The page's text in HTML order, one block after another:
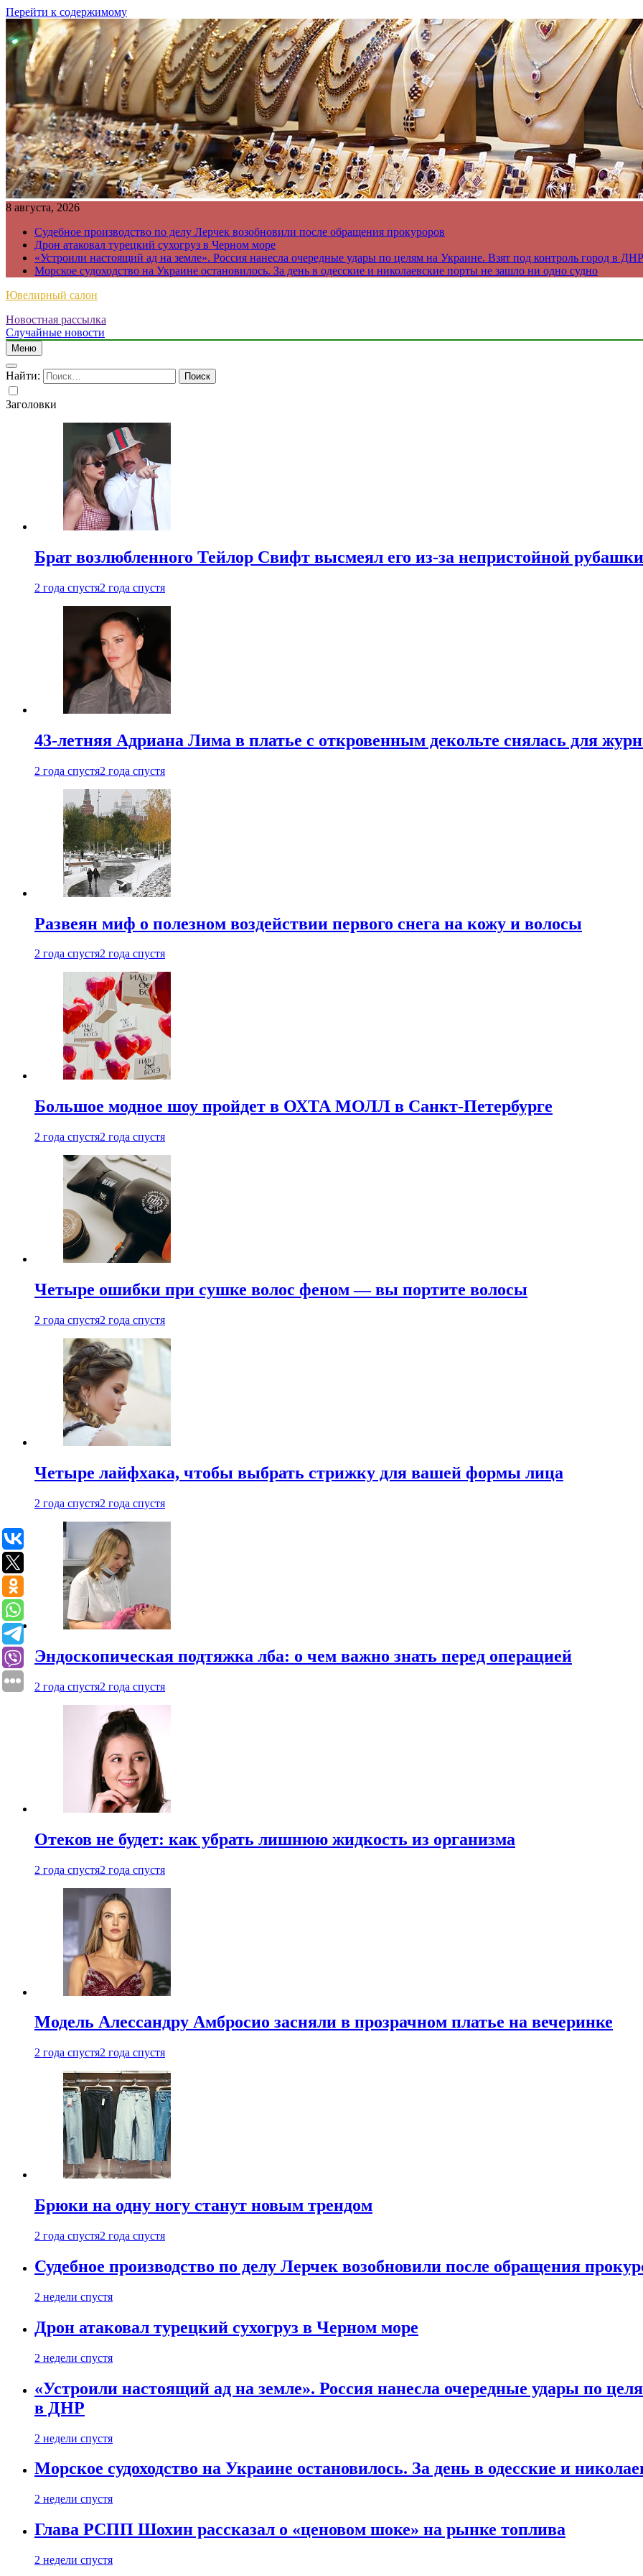
Перейти к содержимому
8 августа, 2026
Судебное производство по делу Лерчек возобновили после обращения прокуроров
Дрон атаковал турецкий сухогруз в Черном море
«Устроили настоящий ад на земле». Россия нанесла очередные удары по целям на Украине. Взят под контроль город в ДНР
Морское судоходство на Украине остановилось. За день в одесские и николаевские порты не зашло ни одно судно
Ювелирный салон
Новостная рассылка
Случайные новости
Меню
Найти:
Заголовки
Брат возлюбленного Тейлор Свифт высмеял его из-за непристойной
2 года спустя2 года спустя
43-летняя Адриана Лима в платье с откровенным декольте снялась для
2 года спустя2 года спустя
Развеян миф о полезном воздействии первого снега на кожу и волосы
2 года спустя2 года спустя
Большое модное шоу пройдет в ОХТА МОЛЛ в Санкт-Петербурге
2 года спустя2 года спустя
Четыре ошибки при сушке волос феном — вы портите волосы
2 года спустя2 года спустя
Четыре лайфхака, чтобы выбрать стрижку для вашей формы лица
2 года спустя2 года спустя
Эндоскопическая подтяжка лба: о чем важно знать перед операцией
2 года спустя2 года спустя
Отеков не будет: как убрать лишнюю жидкость из организма
2 года спустя2 года спустя
Модель Алессандру Амбросио засняли в прозрачном платье на вечеринке
2 года спустя2 года спустя
Брюки на одну ногу станут новым трендом
2 года спустя2 года спустя
Судебное производство по делу Лерчек возобновили после обращения
2 недели спустя
Дрон атаковал турецкий сухогруз в Черном море
2 недели спустя
«Устроили настоящий ад на земле». Россия нанесла очередные удары по
в ДНР
2 недели спустя
Морское судоходство на Украине остановилось. За день в одесские и
2 недели спустя
Глава РСПП Шохин рассказал о «ценовом шоке» на рынке топлива
2 недели спустя